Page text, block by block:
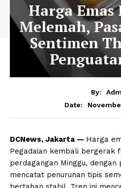
Harga Emas
Melemah,
Sentimen
By:
Date:
DCNews, Jakarta — Harga
Pegadaian kembali bergerak
perdagangan Minggu, dengan
mencatat penurunan tipis